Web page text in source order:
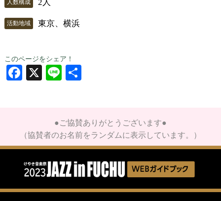
人数構成 2人
活動地域 東京、横浜
このページをシェア！
Facebook
X Line
●ご協賛ありがとうございます●
（協賛者のお名前をランダムに表示しています。）